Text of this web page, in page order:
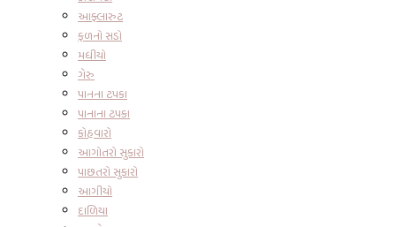
આફ્લારુટ
ફળનો સડો
મધીયો
ગેરુ
પાનના ટપકા
પાનાના ટપકા
કોહવારો
આગોતરો સુકારો
પાછતરો સુકારો
આગીયો
દાળિયા